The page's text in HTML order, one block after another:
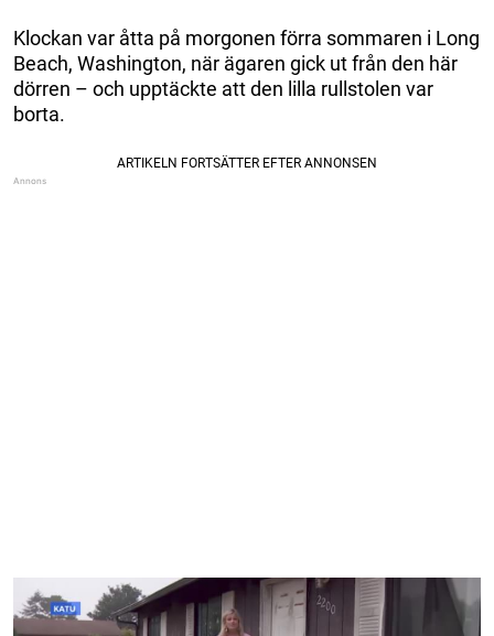
Klockan var åtta på morgonen förra sommaren i Long
Beach, Washington, när ägaren gick ut från den här
dörren – och upptäckte att den lilla rullstolen var
borta.